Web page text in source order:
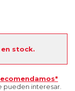
stock.
pueden interesar.